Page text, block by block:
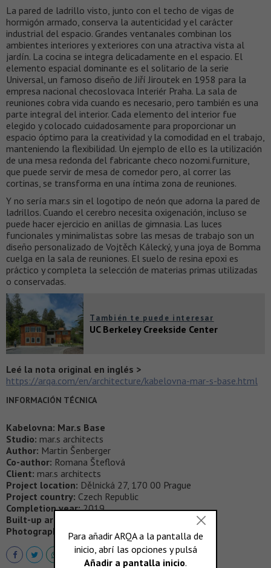
La pared de ladrillo visto, junto con el techo de vigas de
hormigón armado, conserva la autenticidad y el carácter
industrial del espacio. Grandes ventanales combinan los
ambientes interiores y exteriores con una atractiva vista al
jardín. La cocina se integra delicadamente en el espacio. El
elemento espacial dominante es el solitario de la serie
Universal, un famoso diseño de Jiří Jiroutek en 1958 para la
empresa nacional checoslovaca Interiér Praha. La sala de
reuniones cobra vida cuando es necesario, pero también es una
parte integral del interior. Cada elemento del interior fue
elegido y colocado cuidadosamente para proporcionar un
espacio óptimo para la creatividad y la comodidad en el trabajo,
manteniendo la flexibilidad. Un ejemplo de ello es la utilización
de una mesa redonda del fabricante checo nozomi.furniture,
que puede servir de mesa de comedor pero, al correr las
cortinas, se transforma en una íntima zona de reuniones.
Y no sería mar.s sin el logotipo de neón que adorna la pared de
ladrillos. Cuando el cerebro necesita oxigenación, incluso se
puede hacer ejercicio en anillas de gimnasia. Las luces
funcionales y minimalistas sobre las mesas de trabajo son un
diseño personalizado de Vojtěch Kálecký, y una joya de Bomma
cuelga en la sala de reuniones. El suelo de resina epoxi es
práctico y completa la selección de materias primas utilizadas
o conservadas.
También te puede interesar
UC Berkeley Creekside Center
Leé la nota original en inglés >
https://arqa.com/en/architecture/kabelovna-mar-s-base.html
INFORMACIÓN TÉCNICA
Kabelovna: Mar.s Base
Studio: mar.s architects
Author: Martin Šenberger
Co-author: Romana Šteflová
Client: mar.s architects
Project location: Dělnická 27, 170 00 Prague
Project country: Czech Republic
Completion year:2019
Built-up area:
Photographer:BoysPlayNice